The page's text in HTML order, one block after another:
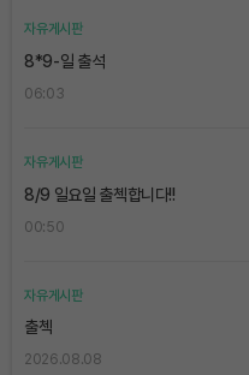
자유게시판
8*9-일 출석
06:03
자유게시판
8/9 일요일 출첵합니다!!
00:50
자유게시판
출첵
2026.08.08